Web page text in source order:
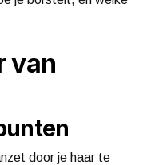
van
door je haar te